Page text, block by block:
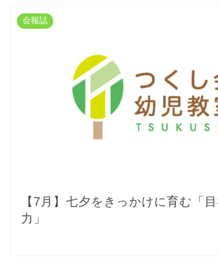
会報誌
【7月】七夕をきっかけに育む「
力」